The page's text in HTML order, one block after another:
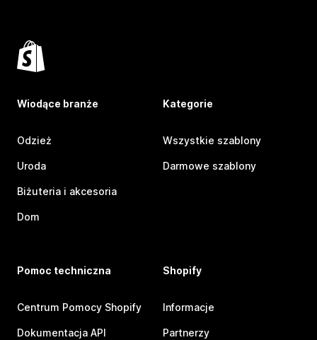
Wiodące branże
Odzież
Uroda
Biżuteria i akcesoria
Dom
Kategorie
Wszystkie szablony
Darmowe szablony
Pomoc techniczna
Centrum Pomocy Shopify
Dokumentacja API
Shopify
Informacje
Partnerzy